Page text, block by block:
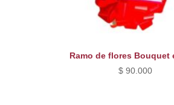
Ramo de flores Bouquet
$90.000